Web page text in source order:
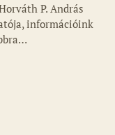
P. András
információink